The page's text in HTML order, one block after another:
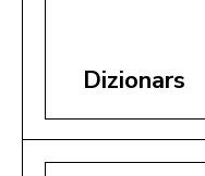
Dizionars